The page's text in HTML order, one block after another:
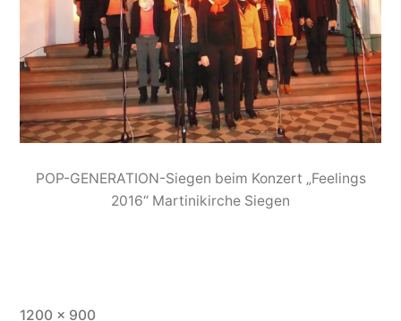
POP-GENERATION-Siegen beim Konzert „Feelings
2016“ Martinikirche Siegen
1200 × 900